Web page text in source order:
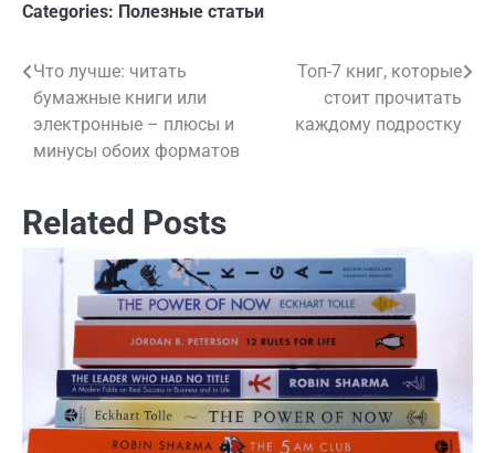
Categories: Полезные статьи
Навигация
по
записям
Что лучше: читать
бумажные книги или
электронные – плюсы и
минусы обоих форматов
Топ-7 книг, которые
стоит прочитать
каждому подростку
Related Posts